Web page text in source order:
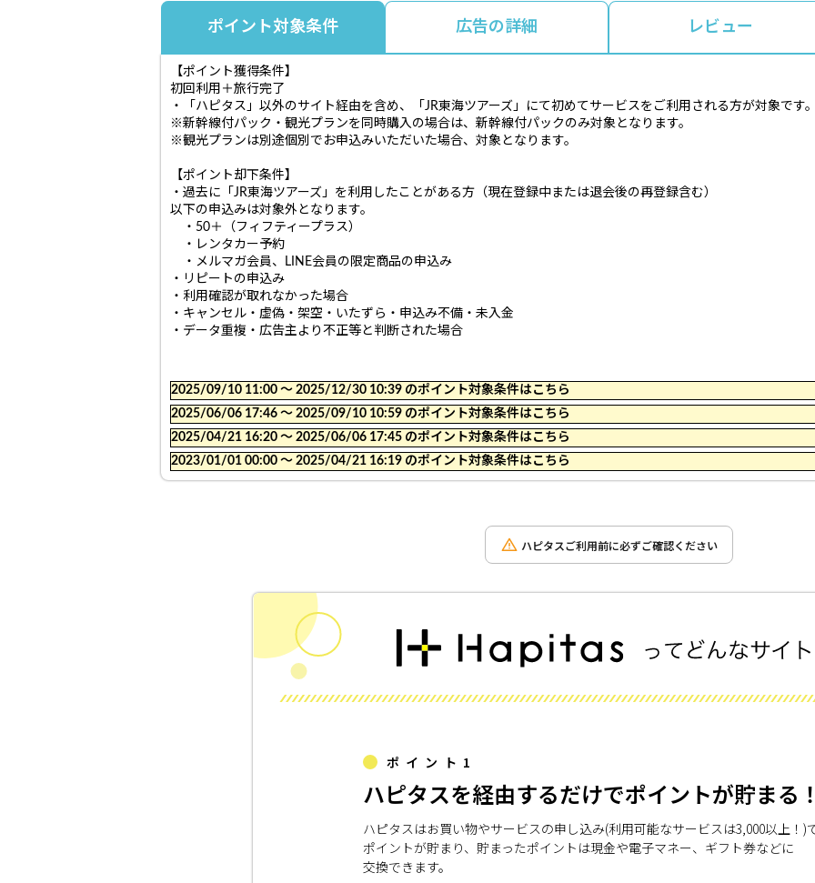
ポイント対象条件 広告の詳細 レビュー
【ポイント獲得条件】
初回利用＋旅行完了
・「ハピタス」以外のサイト経由を含め、「JR東海ツアーズ」にて初めてサービスをご利用される方が対象です
※新幹線付パック・観光プランを同時購入の場合は、新幹線付パックのみ対象となります。
※観光プランは別途個別でお申込みいただいた場合、対象となります。
【ポイント却下条件】
・過去に「JR東海ツアーズ」を利用したことがある方（現在登録中または退会後の再登録含む）
以下の申込みは対象外となります。
・50＋（フィフティープラス）
・レンタカー予約
・メルマガ会員、LINE会員の限定商品の申込み
・リピートの申込み
・利用確認が取れなかった場合
・キャンセル・虚偽・架空・いたずら・申込み不備・未入金
・データ重複・広告主より不正等と判断された場合
2025/09/10 11:00 〜 2025/12/30 10:39 のポイント対象条件はこちら
2025/06/06 17:46 〜 2025/09/10 10:59 のポイント対象条件はこちら
2025/04/21 16:20 〜 2025/06/06 17:45 のポイント対象条件はこちら
2023/01/01 00:00 〜 2025/04/21 16:19 のポイント対象条件はこちら
ハピタスご利用前に必ずご確認ください
ポイント1
ハピタスを経由するだけでポイントが貯まる
ハピタスはお買い物やサービスの申し込み(利用可能なサービスは3,000以上！)
ポイントが貯まり、貯まったポイントは現金や電子マネー、ギフト券などに
交換できます。